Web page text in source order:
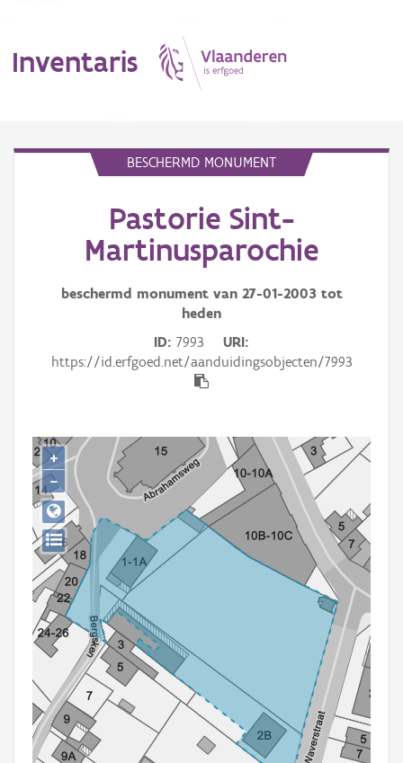
Inventaris
Aanduidingsobject
Waarneming
Gebeurtenis
Downloads
Hergebruik
Aanmelden
BESCHERMD MONUMENT
Pastorie Sint-
Martinusparochie
beschermd monument van 27-01-2003 tot
heden
ID 7993
URI
https://id.erfgoed.net/aanduidingsobjecten/7993
+
−